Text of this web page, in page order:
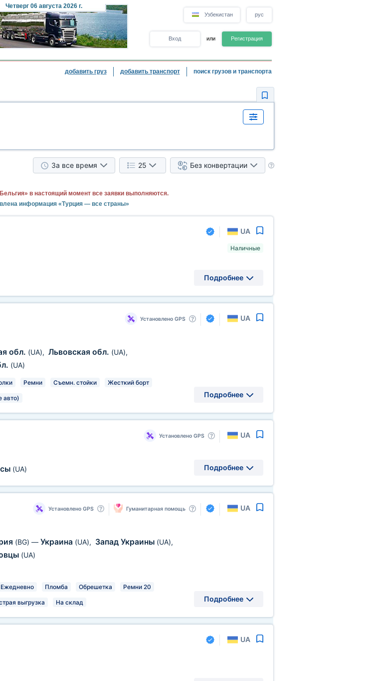
Четверг 06 августа 2026 г.
Узбекистан рус
Вход или Регистрация
добавить груз добавить транспорт поиск грузов и транспорта
За все время 25 Без конвертации
в настоящий момент все заявки выполняются.
информация «Турция — все страны»
UA
Наличные
Подробнее
Установлено GPS UA
обл. (UA), Львовская обл. (UA),
(UA)
Ремни Съемн. стойки Жесткий борт
авто) Подробнее
Установлено GPS UA
(UA) Подробнее
Установлено GPS Гуманитарная помощь UA
(BG) — Украина (UA), Запад Украины (UA),
(UA)
Ежедневно Пломба Обрешетка Ремни 20
выгрузка На склад Подробнее
UA